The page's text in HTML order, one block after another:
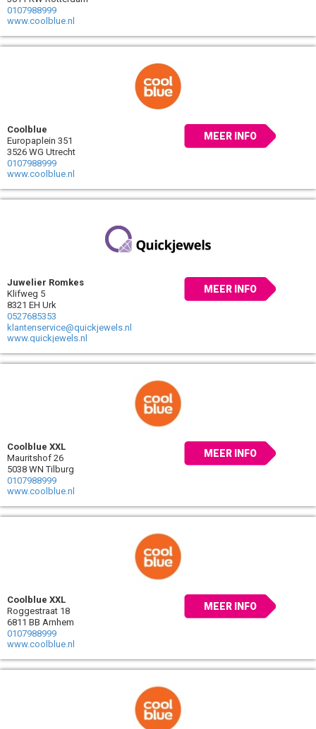
0107988999
www.coolblue.nl
Coolblue
Europaplein 351
3526 WG Utrecht
0107988999
www.coolblue.nl
MEER INFO
Juwelier Romkes
Klifweg 5
8321 EH Urk
0527685353
klantenservice@quickjewels.nl
www.quickjewels.nl
MEER INFO
Coolblue XXL
Mauritshof 26
5038 WN Tilburg
0107988999
www.coolblue.nl
MEER INFO
Coolblue XXL
Roggestraat 18
6811 BB Arnhem
0107988999
www.coolblue.nl
MEER INFO